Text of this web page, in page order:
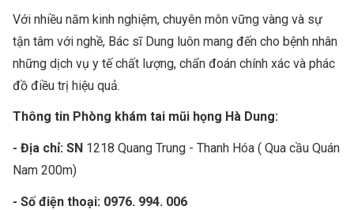
Với nhiều năm kinh nghiệm, chuyên môn vững vàng và sự
tận tâm với nghề, Bác sĩ Dung luôn mang đến cho bệnh nhân
những dịch vụ y tế chất lượng, chẩn đoán chính xác và phác
đồ điều trị hiệu quả.
Thông tin Phòng khám tai mũi họng Hà Dung:
- Địa chỉ: SN 1218 Quang Trung - Thanh Hóa ( Qua cầu Quán
Nam 200m)
- Số điện thoại: 0976. 994. 006